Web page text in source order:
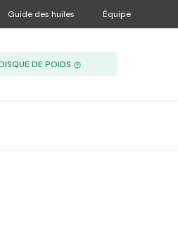
Guide des huiles Équipe
DE POIDS